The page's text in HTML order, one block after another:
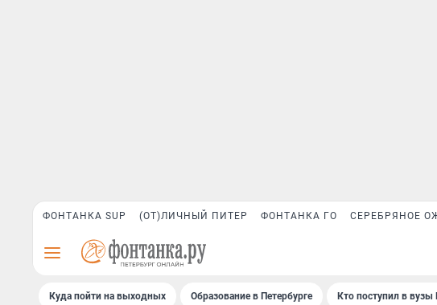
ФОНТАНКА SUP (ОТ)ЛИЧНЫЙ ПИТЕР ФОНТАНКА ГО СЕРЕБРЯНОЕ
Куда пойти на выходных Образование в Петербурге Кто поступил в вузы